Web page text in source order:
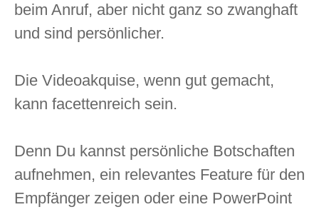
beim Anruf, aber nicht ganz so zwanghaft
und sind persönlicher.
Die Videoakquise, wenn gut gemacht,
kann facettenreich sein.
Denn Du kannst persönliche Botschaften
aufnehmen, ein relevantes Feature für den
Empfänger zeigen oder eine PowerPoint